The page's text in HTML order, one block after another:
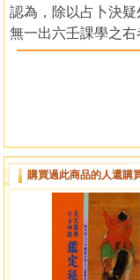
認為，除以占卜決
無一出六壬課學之右
由於此正斷之法
易明瞭，故而對每
若因此而開啟易學
過本書將斯學活用
於事的正宗正斷法
購買過此商品的人還購